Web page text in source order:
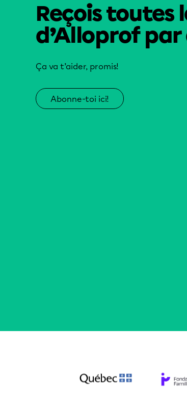
Reçois toutes
d’Alloprof
Ça va t’aider, promis!
Abonne-toi ici!